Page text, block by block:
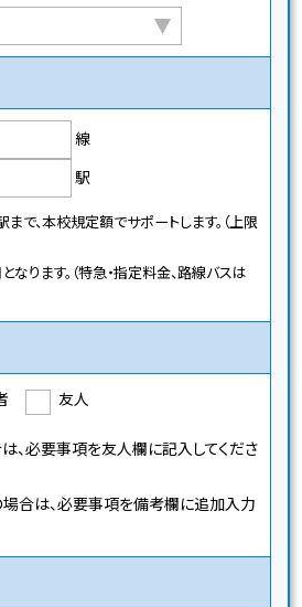
線
駅
で、本校規定額でサポートします。（上限
ります。（特急・指定料金、路線バスは
友人
、必要事項を友人欄に記入してくださ
合は、必要事項を備考欄に追加入力